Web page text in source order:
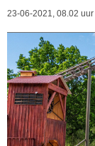
23-06-2021, 08.02 uur